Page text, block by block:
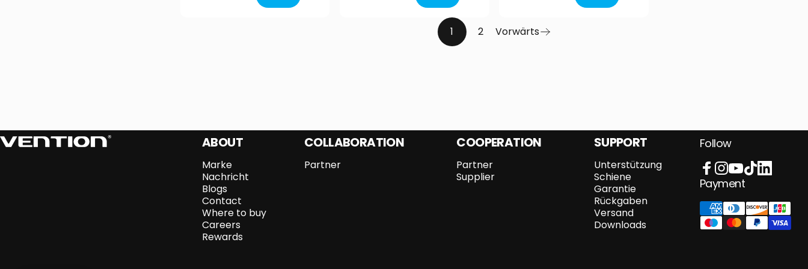
1 2 Vorwärts
Vention ABOUT
Marke
Nachricht
Blogs
Contact
Where to buy
Careers
Rewards
COLLABORATION
Partner
COOPERATION
Partner
Supplier
SUPPORT
Unterstützung
Schiene
Garantie
Rückgaben
Versand
Downloads
Follow
Facebook
Instagram
YouTube
TikTok
Payment